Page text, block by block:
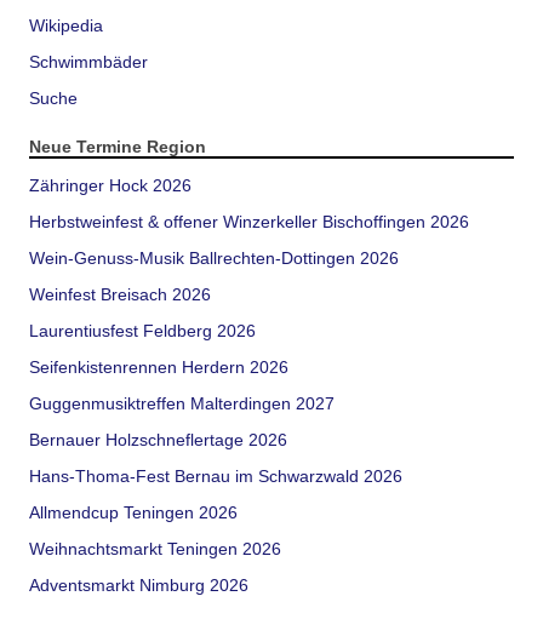
Wikipedia
Schwimmbäder
Suche
Neue Termine Region
Zähringer Hock 2026
Herbstweinfest & offener Winzerkeller Bischoffingen 2026
Wein-Genuss-Musik Ballrechten-Dottingen 2026
Weinfest Breisach 2026
Laurentiusfest Feldberg 2026
Seifenkistenrennen Herdern 2026
Guggenmusiktreffen Malterdingen 2027
Bernauer Holzschneflertage 2026
Hans-Thoma-Fest Bernau im Schwarzwald 2026
Allmendcup Teningen 2026
Weihnachtsmarkt Teningen 2026
Adventsmarkt Nimburg 2026